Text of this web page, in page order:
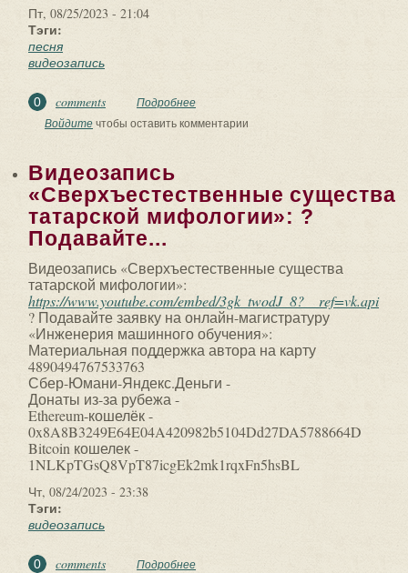
Пт, 08/25/2023 - 21:04
Тэги:
песня
видеозапись
0 comments Подробнее
Видеозапись «Славянские Песни -
Войдитечтобы оставить комментарии
Видеозапись
«Сверхъестественные существа
татарской мифологии»: ?
Подавайте...
Видеозапись «Сверхъестественные существа
татарской мифологии»:
https://www.youtube.com/embed/3gk_twodJ_8?__ref=vk.api
? Подавайте заявку на онлайн-магистратуру
«Инженерия машинного обучения»:
Материальная поддержка автора на карту
4890494767533763
Сбер-Юмани-Яндекс.Деньги -
Донаты из-за рубежа -
Ethereum-кошелёк -
0x8A8B3249E64E04A420982b5104Dd27DA5788664D
Bitcoin кошелек -
1NLKpTGsQ8VpT87icgEk2mk1rqxFn5hsBL
Чт, 08/24/2023 - 23:38
Тэги:
видеозапись
0 comments Подробнее